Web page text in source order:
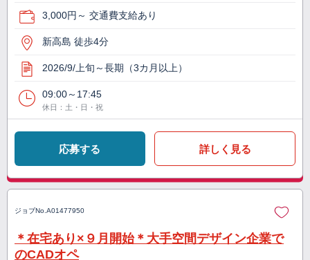
3,000円～ 交通費支給あり
新高島 徒歩4分
2026/9/上旬～長期（3カ月以上）
09:00～17:45
休日：土・日・祝
応募する 詳しく見る
ジョブNo. A01477950
＊在宅あり×９月開始＊大手空間デザイン企業で
のCADオペ